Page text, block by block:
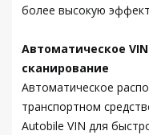
более высокую
Автоматическое
сканирование
Автоматическое
транспортном
Autobile VIN для